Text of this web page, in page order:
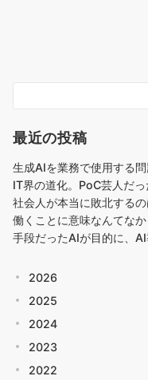
最近の投稿
生成AIを業務で使用する
IT界の道化。PoC芸人だっ
社会人が本当に敗北する
働くことに意味なんてな
手段だったAIが目的に、
2026
2025
2024
2023
2022